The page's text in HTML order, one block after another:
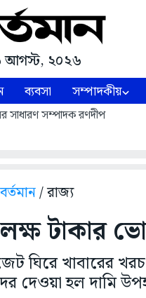
আগস্ট, ২০২৬
ব্যবসা সম্পাদকীয়
সাধারণ সম্পাদক রণদীপ
বর্তমান/ রাজ্য
টাকার
ঘিরে খাবারের খরচ
দেওয়া হল দামি